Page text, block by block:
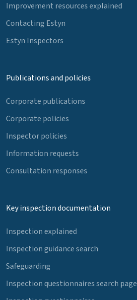
Improvement resources explained
Contacting Estyn
Estyn Inspectors
Publications and policies
Corporate publications
Corporate policies
Inspector policies
Information requests
Consultation responses
Key inspection documentation
Inspection explained
Inspection guidance search
Safeguarding
Inspection questionnaires search page